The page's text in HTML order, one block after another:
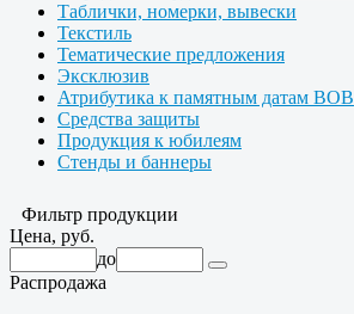
Таблички, номерки, вывески
Текстиль
Тематические предложения
Эксклюзив
Атрибутика к памятным датам ВОВ
Средства защиты
Продукция к юбилеям
Стенды и баннеры
Фильтр продукции
Цена, руб.
до
Распродажа